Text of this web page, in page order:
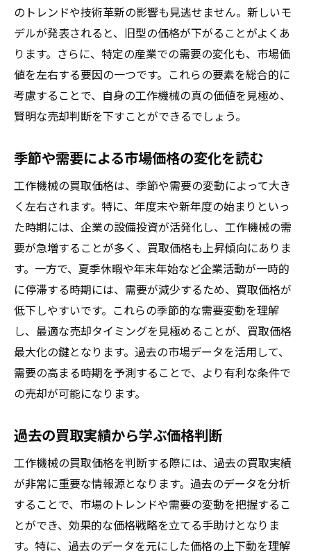
買取業者との信頼関係の築き方
買取業者と交渉する際の効果的なコミュニケー
ション術
交渉を円滑に進めるための基本マナー
説得力を持たせるためのデータ活用術
価格交渉で有利な立場を取るためのテクニ
相手の意図を読み取るためのコミュニケー
ションスキル
交渉の場で活用するべき心理学的アプロー
チ
成功する交渉のための準備と心構え
のトレンドや技術革新の影響も見逃せません。新しいモ
デルが発表されると、旧型の価格が下がることがよくあ
ります。さらに、特定の産業での需要の変化も、市場価
値を左右する要因の一つです。これらの要素を総合的に
考慮することで、自身の工作機械の真の価値を見極め、
賢明な売却判断を下すことができるでしょう。
季節や需要による市場価格の変化を読む
工作機械の買取価格は、季節や需要の変動によって大き
く左右されます。特に、年度末や新年度の始まりといっ
た時期には、企業の設備投資が活発化し、工作機械の需
要が急増することが多く、買取価格も上昇傾向にありま
す。一方で、夏季休暇や年末年始など企業活動が一時的
に停滞する時期には、需要が減少するため、買取価格が
低下しやすいです。これらの季節的な需要変動を理解
し、最適な売却タイミングを見極めることが、買取価格
最大化の鍵となります。過去の市場データを活用して、
需要の高まる時期を予測することで、より有利な条件で
の売却が可能になります。
過去の買取実績から学ぶ価格判断
工作機械の買取価格を判断する際には、過去の買取実績
が非常に重要な情報源となります。過去のデータを分析
することで、市場のトレンドや需要の変動を把握するこ
とができ、効果的な価格戦略を立てる手助けとなりま
す。特に、過去のデータを元にした価格の上下動を理解